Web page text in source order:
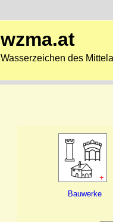
wzma.at
Wasserzeichen des
+
Bauwerke